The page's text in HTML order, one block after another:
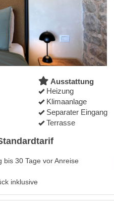
Ausstattung
Heizung
Klimaanlage
Separater Eingang
Terrasse
bis 30 Tage vor Anreise
inklusive